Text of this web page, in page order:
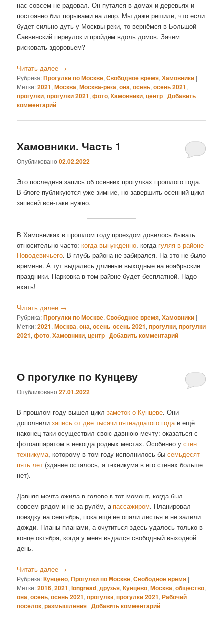
нас совсем не радовал. Он путался в домах и деревьях и
постоянно бил порывами на лицо. Мы даже решили, что если
будет сильно дуть у Москвы-реки, то вернёмся в Большой
Саввинский переулок и пройдём вдоль домов. Зачем
рисковать здоровьем?
Читать далее →
Рубрика:Прогулки по Москве,Свободное время,Хамовники |
Метки:2021,Москва,Москва-река,она,осень,осень 2021,
прогулки,прогулки 2021,фото,Хамовники,центр |Добавить
комментарий
Хамовники. Часть 1
Опубликовано02.02.2022
Это последняя запись об осенних прогулках прошлого года.
В блоге публикуются уже зимние, но завершить осенний цикл
записей всё-таки нужно.
В Хамовниках в прошлом году проездом довелось бывать
относительно часто:когда вынужденно, когда гуляя в районе
Новодевичьего. В глубь района не забирался. На это не было
времени. А тут выдались длинные выходные на ноябрьские
праздники. Парковка в том районе будет бесплатной. Надо
ехать!
Читать далее →
Рубрика:Прогулки по Москве,Свободное время,Хамовники |
Метки:2021,Москва,она,осень,осень 2021,прогулки,прогулки
2021,фото,Хамовники,центр |Добавить комментарий
О прогулке по Кунцеву
Опубликовано27.01.2022
В прошлом году вышел циклзаметок о Кунцеве. Они
дополнилизапись от две тысячи пятнадцатого годаи ещё
наконец-таки осуществил свою давнюю мечту: оказаться с
фотоаппаратом в некогда родных местах. Особенно устен
техникума, которому в том году исполнилось бысемьдесят
пять лет (здание осталось, а техникума в его стенах больше
нет).
Давняя мечта ожила в голове в тот момент, когда был
совсем рядом и не за рулём, а пассажиром. Планировал
поездку на сентябрь, пока ещё не опали листья и не залили
дожди. Планы планами, а очутиться здесь удалось только в
конце октября, когда у меня выдался свободный выходной
день.
Читать далее →
Рубрика:Кунцево,Прогулки по Москве,Свободное время |
Метки:2016,2021,longread,друзья,Кунцево,Москва,общество,
она,осень,осень 2021,прогулки,прогулки 2021,Рабочий
посёлок,размышления |Добавить комментарий